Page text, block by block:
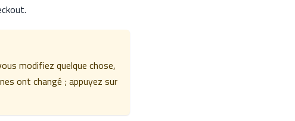
modifiez quelque chose,
ont changé ; appuyez sur